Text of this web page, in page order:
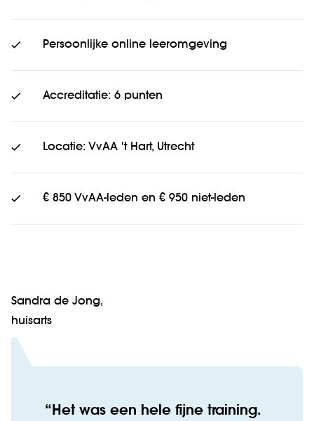
Persoonlijke online leeromgeving
Accreditatie: 6 punten
Locatie: VvAA 't Hart, Utrecht
€ 850 VvAA-leden en € 950 niet-leden
Sandra de Jong,
huisarts
Het was een hele fijne training.